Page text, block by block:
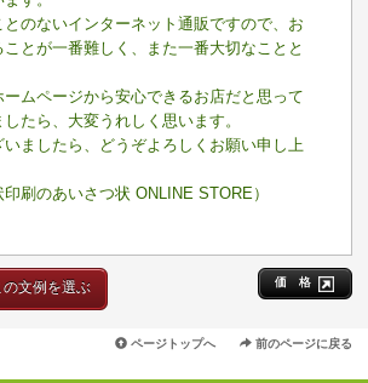
のないインターネット通販ですので、お
とが一番難しく、また一番大切なことと
ムページから安心できるお店だと思って
たら、大変うれしく思います。
いましたら、どうぞよろしくお願い申し上
印刷のあいさつ状 ONLINE STORE）
価 格
の文例を選ぶ
ページトップへ 前のページに戻る